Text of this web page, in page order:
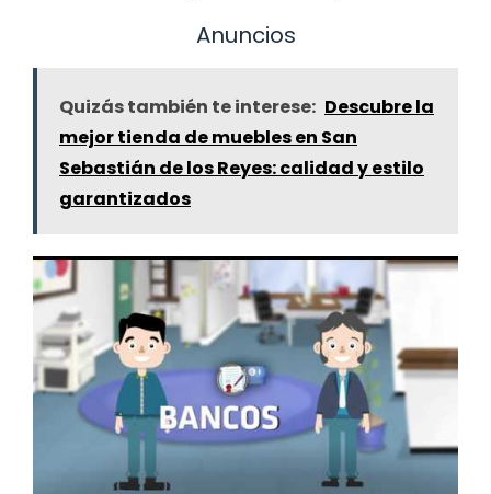
Anuncios
Quizás también te interese: Descubre la
mejor tienda de muebles en San
Sebastián de los Reyes: calidad y estilo
garantizados